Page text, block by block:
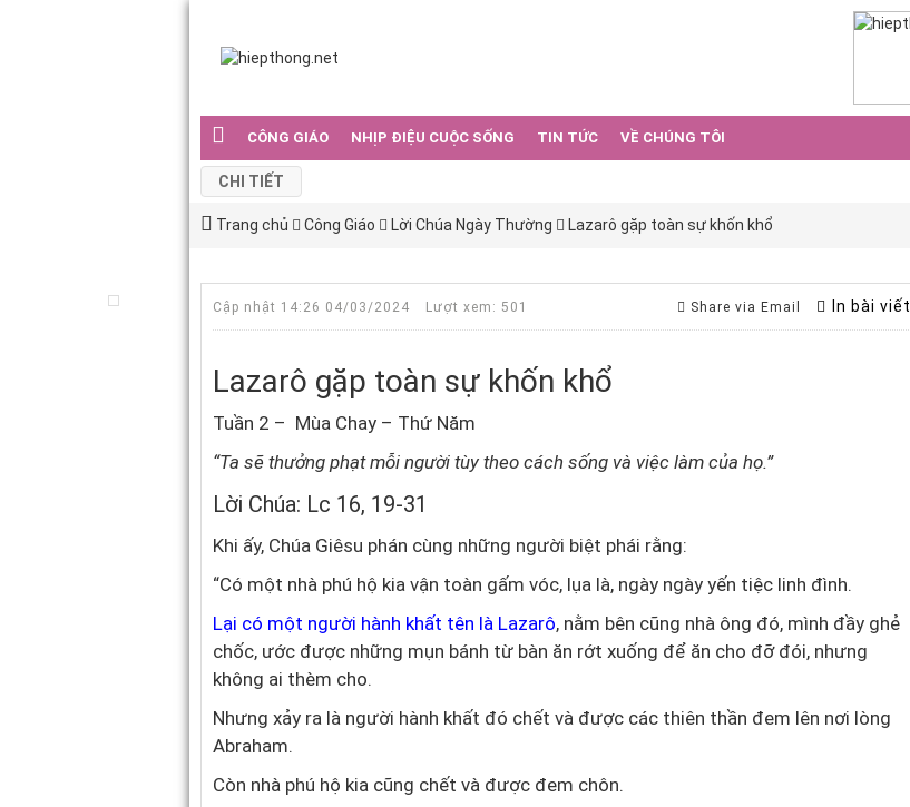
CÔNG GIÁO NHỊP ĐIỆU CUỘC SỐNG TIN TỨC VỀ CHÚNG TÔI
CHI TIẾT
Trang chủ Công Giáo Lời Chúa Ngày Thường Lazarô gặp toàn sự khốn khổ
Cập nhật 14:26 04/03/2024 Lượt xem: 501 Share via Email In bài viết
Lazarô gặp toàn sự khốn khổ
Tuần 2 – Mùa Chay – Thứ Năm
“Ta sẽ thưởng phạt mỗi người tùy theo cách sống và việc làm của họ.”
Lời Chúa: Lc 16, 19-31
Khi ấy, Chúa Giêsu phán cùng những người biệt phái rằng:
“Có một nhà phú hộ kia vận toàn gấm vóc, lụa là, ngày ngày yến tiệc linh đình.
Lại có một người hành khất tên là Lazarô, nằm bên cũng nhà ông đó, mình đầy ghẻ
chốc, ước được những mụn bánh từ bàn ăn rớt xuống để ăn cho đỡ đói, nhưng
không ai thèm cho.
Nhưng xảy ra là người hành khất đó chết và được các thiên thần đem lên nơi lòng
Abraham.
Còn nhà phú hộ kia cũng chết và được đem chôn.